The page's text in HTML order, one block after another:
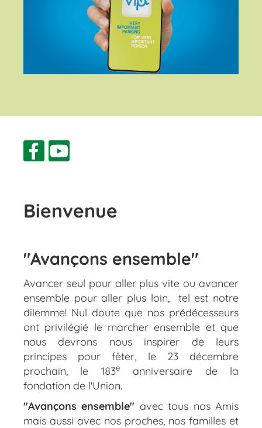
Bienvenue
"Avançons ensemble"
Avancer seul pour aller plus vite ou avancer
ensemble pour aller plus loin, tel est notre
dilemme! Nul doute que nos prédécesseurs
ont privilégié le marcher ensemble et que
nous devrons nous inspirer de leurs
principes pour fêter, le 23 décembre
prochain, le 183e
anniversaire de la
fondation de l'Union.
"Avançons ensemble" avec tous nos Amis
mais aussi avec nos proches, nos familles et